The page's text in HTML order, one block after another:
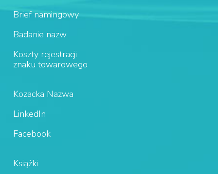
Brief namingowy
Badanie nazw
Koszty rejestracji
znaku towarowego
Kozacka Nazwa
LinkedIn
Facebook
Książki